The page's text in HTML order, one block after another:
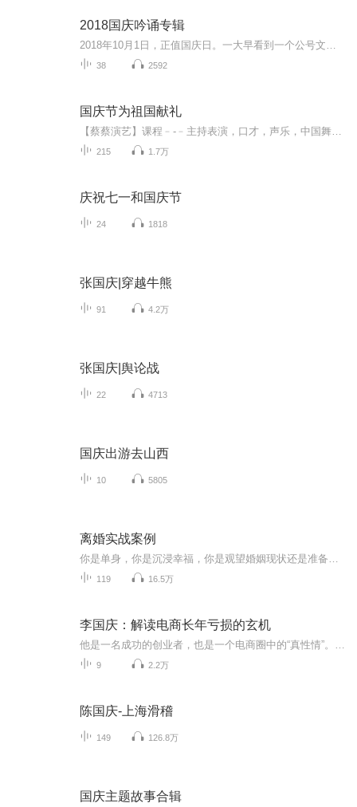
2018国庆吟诵专辑
38 2592
国庆节为祖国献礼
215 1.7万
庆祝七一和国庆节
24 1818
张国庆|穿越牛熊
91 4.2万
张国庆|舆论战
22 4713
国庆出游去山西
10 5805
离婚实战案例
119 16.5万
李国庆：解读电商长年亏损的玄机
9 2.2万
陈国庆-上海滑稽
149 126.8万
国庆主题故事合辑